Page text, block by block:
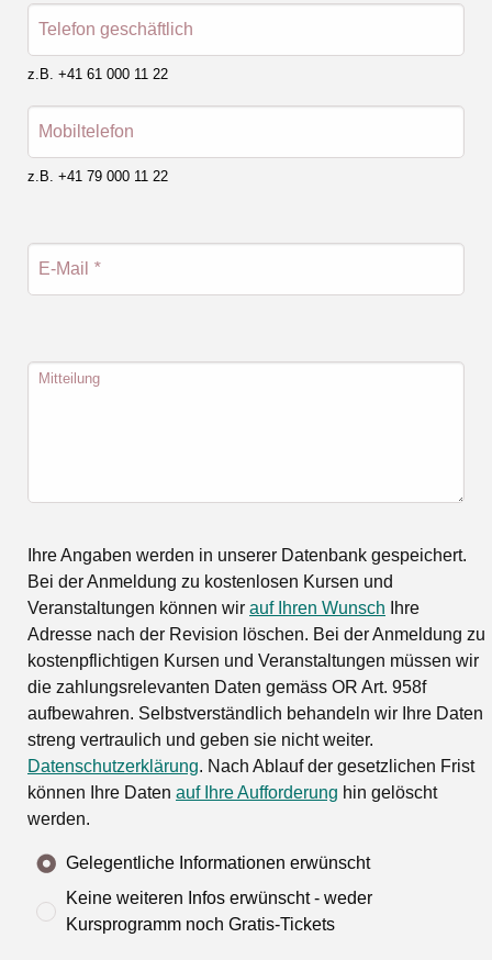
Telefon geschäftlich
z.B. +41 61 000 11 22
Mobiltelefon
z.B. +41 79 000 11 22
E-Mail *
Mitteilung
Ihre Angaben werden in unserer Datenbank gespeichert.
Bei der Anmeldung zu kostenlosen Kursen und
Veranstaltungen können wir auf Ihren Wunsch Ihre
Adresse nach der Revision löschen. Bei der Anmeldung zu
kostenpflichtigen Kursen und Veranstaltungen müssen wir
die zahlungsrelevanten Daten gemäss OR Art. 958f
aufbewahren. Selbstverständlich behandeln wir Ihre Daten
streng vertraulich und geben sie nicht weiter.
Datenschutzerklärung. Nach Ablauf der gesetzlichen Frist
können Ihre Daten auf Ihre Aufforderung hin gelöscht
werden.
Gelegentliche Informationen erwünscht
Keine weiteren Infos erwünscht - weder
Kursprogramm noch Gratis-Tickets